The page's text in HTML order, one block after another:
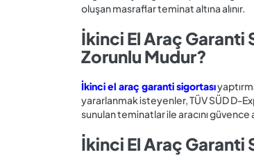
oluşan masraflar teminat altına alınır.
İkinci El Araç Garanti
Zorunlu Mudur?
İkinci el araç garanti sigortası
yararlanmak isteyenler, TÜV SÜD D-
sunulan teminatlar ile aracını güvence
İkinci El Araç Garanti